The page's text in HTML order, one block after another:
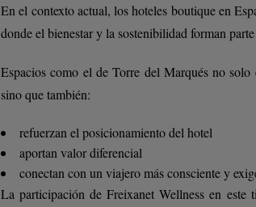
En el contexto actual, los hoteles boutique en
donde el bienestar y la sostenibilidad forman
Espacios como el de Torre del Marqués no solo
sino que también:
refuerzan el posicionamiento del hotel
aportan valor diferencial
conectan con un viajero más consciente y
La participación de Freixanet Wellness en este